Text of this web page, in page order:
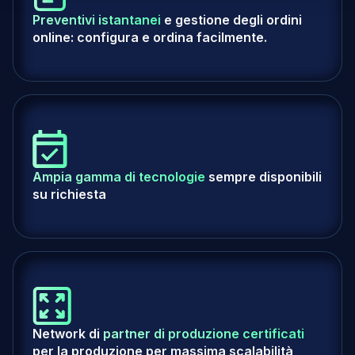
Preventivi istantanei e gestione degli ordini
online: configura e ordina facilmente.
Ampia gamma di tecnologie sempre disponibili
su richiesta
Network di partner di produzione certificati
per la produzione per massima scalabilità